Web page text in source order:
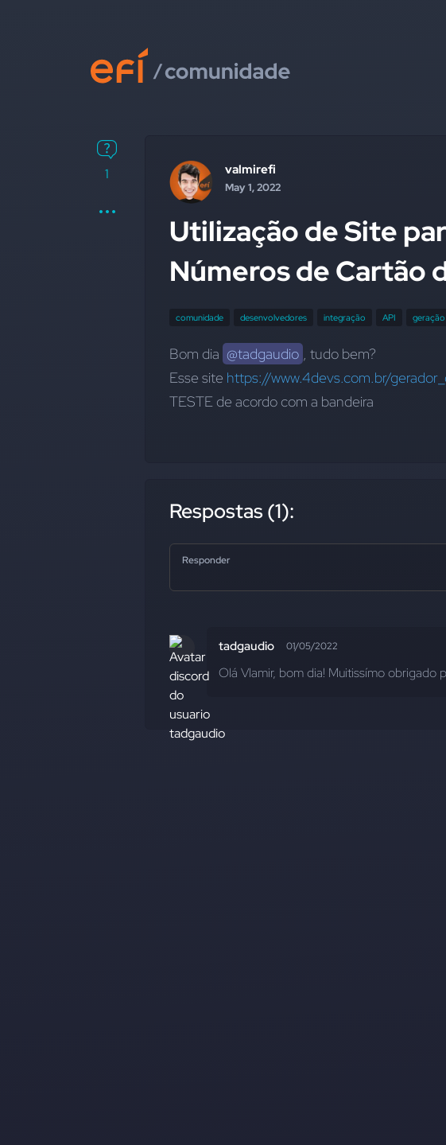
1 valmirefi
May 1, 2022
Utilização de Site
Números de Cartão
comunidade desenvolvedores integração API geração
Bom dia @tadgaudio , tudo bem?
Esse site https://www.4devs.com.br/
TESTE de acordo com a bandeira
Respostas (1):
Responder
tadgaudio 01/05/2022
Olá Vlamir, bom dia! Muitissímo obrigado